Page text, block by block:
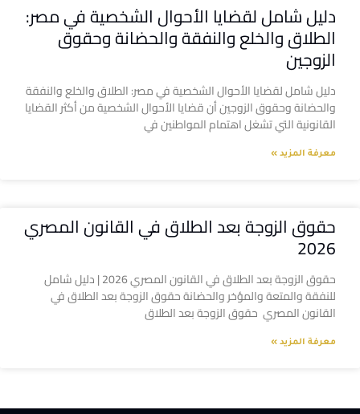
دليل شامل لقضايا الأحوال الشخصية في مصر:
الطلاق والخلع والنفقة والحضانة وحقوق
الزوجين
دليل شامل لقضايا الأحوال الشخصية في مصر: الطلاق والخلع والنفقة
والحضانة وحقوق الزوجين أن قضايا الأحوال الشخصية من أكثر القضايا
القانونية التي تشغل اهتمام المواطنين في
معرفة المزيد »
حقوق الزوجة بعد الطلاق في القانون المصري
2026
حقوق الزوجة بعد الطلاق في القانون المصري 2026 | دليل شامل
للنفقة والمتعة والمؤخر والحضانة حقوق الزوجة بعد الطلاق في
القانون المصري حقوق الزوجة بعد الطلاق
معرفة المزيد »